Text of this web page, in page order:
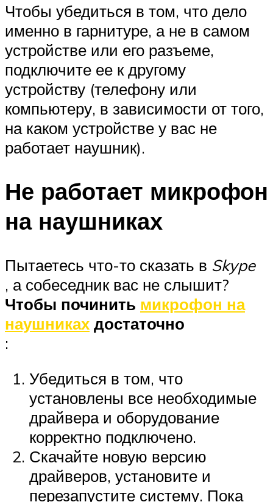
Чтобы убедиться в том, что дело
именно в гарнитуре, а не в самом
устройстве или его разъеме,
подключите ее к другому
устройству (телефону или
компьютеру, в зависимости от того,
на каком устройстве у вас не
работает наушник).
Не работает микрофон
на наушниках
Пытаетесь что-то сказать в Skype
, а собеседник вас не слышит?
Чтобы починить микрофон на
наушниках достаточно
:
Убедиться в том, что
установлены все необходимые
драйвера и оборудование
корректно подключено.
Скачайте новую версию
драйверов, установите и
перезапустите систему. Пока